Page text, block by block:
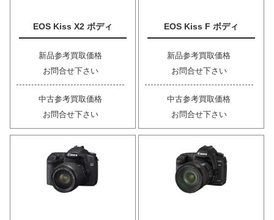
EOS Kiss X2 ボディ
新品参考買取価格
お問合せ下さい
中古参考買取価格
お問合せ下さい
EOS Kiss F ボディ
新品参考買取価格
お問合せ下さい
中古参考買取価格
お問合せ下さい